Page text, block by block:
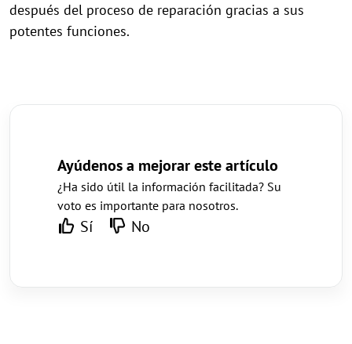
después del proceso de reparación gracias a sus
potentes funciones.
Ayúdenos a mejorar este artículo
¿Ha sido útil la información facilitada? Su
voto es importante para nosotros.
Sí No